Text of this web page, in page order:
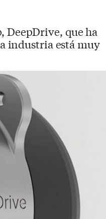
que ha
industria está muy